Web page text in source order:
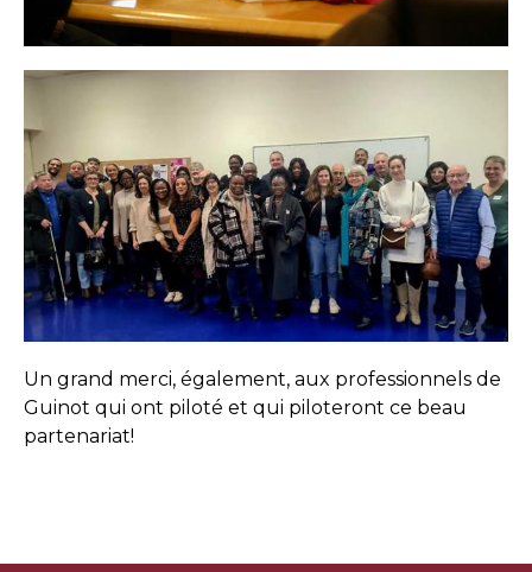
Un grand merci, également, aux professionnels de
Guinot qui ont piloté et qui piloteront ce beau
partenariat!